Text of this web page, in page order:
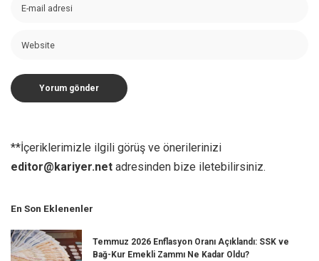
**İçeriklerimizle ilgili görüş ve önerilerinizi
editor@kariyer.net adresinden bize iletebilirsiniz.
En Son Eklenenler
Temmuz 2026 Enflasyon Oranı Açıklandı: SSK ve
Bağ-Kur Emekli Zammı Ne Kadar Oldu?